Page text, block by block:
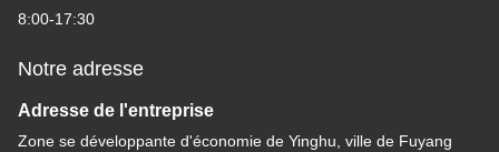
8:00-17:30
Notre adresse
Adresse de l'entreprise
Zone se développante d'économie de Yinghu, ville de Fuyang